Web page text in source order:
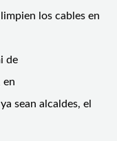
los cables en
de
en
sean alcaldes, el